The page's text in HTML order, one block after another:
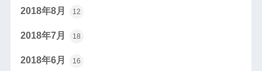
2018年8月 12
2018年7月 18
2018年6月 16